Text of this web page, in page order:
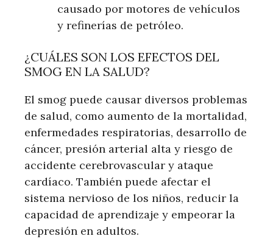
causado por motores de vehículos
y refinerías de petróleo.
¿CUÁLES SON LOS EFECTOS DEL
SMOG EN LA SALUD?
El smog puede causar diversos problemas
de salud, como aumento de la mortalidad,
enfermedades respiratorias, desarrollo de
cáncer, presión arterial alta y riesgo de
accidente cerebrovascular y ataque
cardíaco. También puede afectar el
sistema nervioso de los niños, reducir la
capacidad de aprendizaje y empeorar la
depresión en adultos.